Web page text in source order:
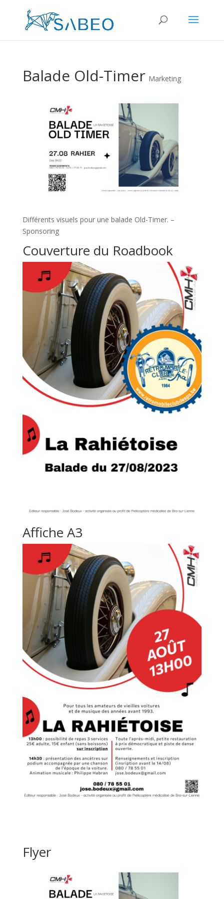
Balade Old-Timer Marketing
Différents visuels pour une balade Old-Timer. –
Sponsoring
Couverture du Roadbook
Affiche A3
Flyer